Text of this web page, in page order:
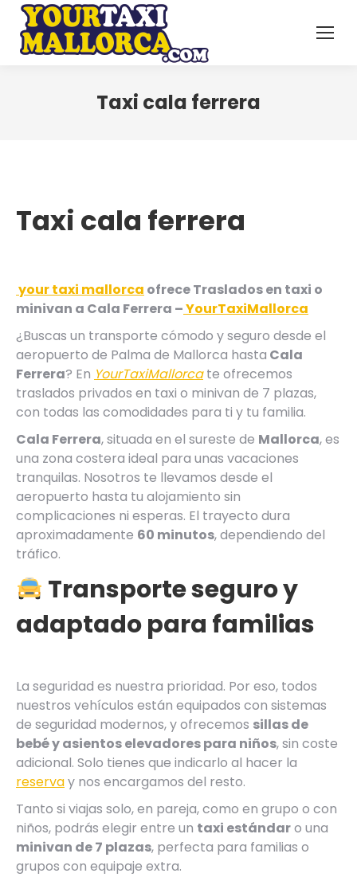
Taxi cala ferrera
Taxi cala ferrera
your taxi mallorca ofrece Traslados en taxi o
minivan a Cala Ferrera –YourTaxiMallorca
¿Buscas un transporte cómodo y seguro desde el
aeropuerto de Palma de Mallorca hasta Cala
Ferrera? En YourTaxiMallorcate ofrecemos
traslados privados en taxi o minivan de 7 plazas,
con todas las comodidades para ti y tu familia.
Cala Ferrera, situada en el sureste de Mallorca, es
una zona costera ideal para unas vacaciones
tranquilas. Nosotros te llevamos desde el
aeropuerto hasta tu alojamiento sin
complicaciones ni esperas. El trayecto dura
aproximadamente 60 minutos, dependiendo del
tráfico.
Transporte seguro y
adaptado para familias
La seguridad es nuestra prioridad. Por eso, todos
nuestros vehículos están equipados con sistemas
de seguridad modernos, y ofrecemos sillas de
bebé y asientos elevadores para niños, sin coste
adicional. Solo tienes que indicarlo al hacer la
reservay nos encargamos del resto.
Tanto si viajas solo, en pareja, como en grupo o con
niños, podrás elegir entre un taxi estándaro una
minivan de 7 plazas, perfecta para familias o
grupos con equipaje extra.